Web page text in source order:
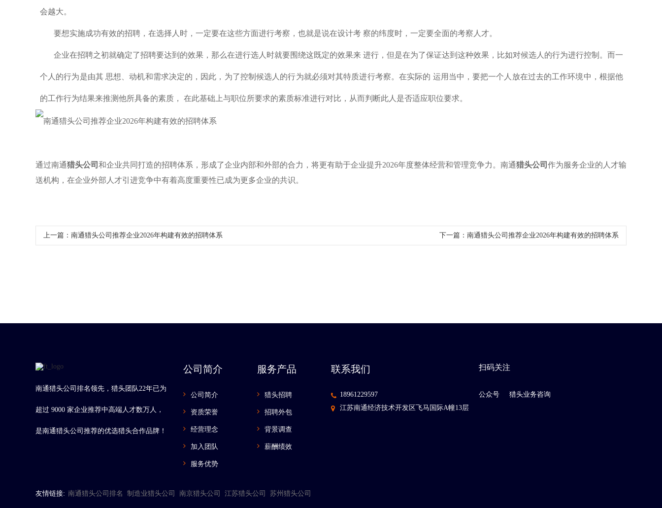
会越大。
要想实施成功有效的招聘，在选择人时，一定要在这些方面进行考察，也就是说在设计考 察的纬度时，一定要全面的考察人才。
企业在招聘之初就确定了招聘要达到的效果，那么在进行选人时就要围绕这既定的效果来 进行，但是在为了保证达到这种效果，比如对候选人的行为进行控制。而一
个人的行为是由其 思想、动机和需求决定的，因此，为了控制候选人的行为就必须对其特质进行考察。在实际的 运用当中，要把一个人放在过去的工作环境中，根据他
的工作行为结果来推测他所具备的素质， 在此基础上与职位所要求的素质标准进行对比，从而判断此人是否适应职位要求。
通过南通猎头公司 和企业共同打造的招聘体系，形成了企业内部和外部的合力，将更有助于企业提升2026年度整体经营和管理竞争力。南通猎头公司 作为服务企业的人才输
送机构，在企业外部人才引进竞争中有着高度重要性已成为更多企业的共识。
上一篇： 南通猎头公司推荐企业2026年构建有效的招聘体系 下一篇： 南通猎头公司推荐企业2026年构建有效的招聘体系
南通猎头公司排名领先，猎头团队22年已为
超过 9000 家企业推荐中高端人才数万人，
是南通猎头公司推荐的优选猎头合作品牌！
公司简介
公司简介
资质荣誉
经营理念
加入团队
服务优势
服务产品
猎头招聘
招聘外包
背景调查
薪酬绩效
联系我们
18961229597
江苏南通经济技术开发区飞马国际A幢13层
扫码关注
公众号 猎头业务咨询
友情链接: 南通猎头公司排名 制造业猎头公司 南京猎头公司 江苏猎头公司 苏州猎头公司